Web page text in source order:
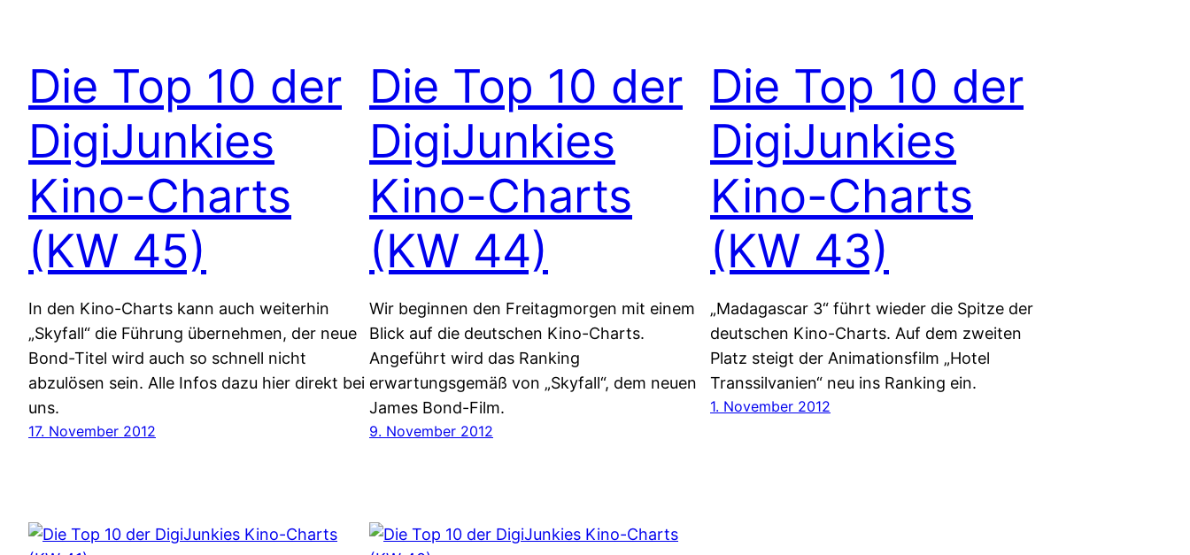
Die Top 10 der
DigiJunkies
Kino-Charts
(KW 45)
In den Kino-Charts kann auch weiterhin
„Skyfall“ die Führung übernehmen, der neue
Bond-Titel wird auch so schnell nicht
abzulösen sein. Alle Infos dazu hier direkt bei
uns.
17. November 2012
Die Top 10 der
DigiJunkies
Kino-Charts
(KW 44)
Wir beginnen den Freitagmorgen mit einem
Blick auf die deutschen Kino-Charts.
Angeführt wird das Ranking
erwartungsgemäß von „Skyfall“, dem neuen
James Bond-Film.
9. November 2012
Die Top 10 der
DigiJunkies
Kino-Charts
(KW 43)
„Madagascar 3“ führt wieder die Spitze der
deutschen Kino-Charts. Auf dem zweiten
Platz steigt der Animationsfilm „Hotel
Transsilvanien“ neu ins Ranking ein.
1. November 2012